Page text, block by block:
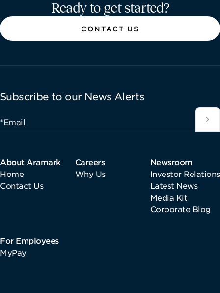
Ready to get started?
CONTACT US
Subscribe to our News Alerts
*Email
About Aramark
Home
Contact Us
Careers
Why Us
Newsroom
Investor Relations
Latest News
Media Kit
Corporate Blog
For Employees
MyPay